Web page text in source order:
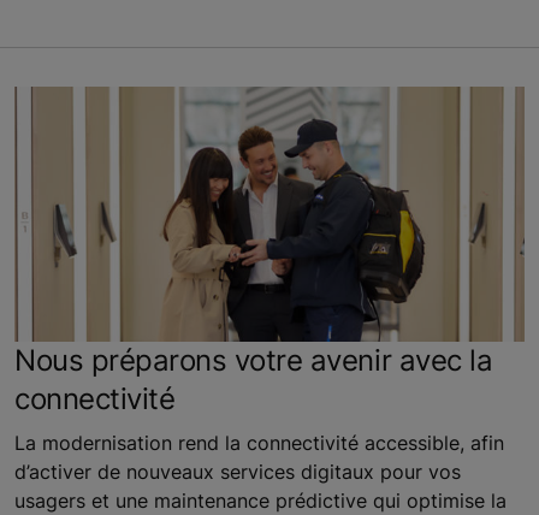
Nous préparons votre avenir avec la
connectivité
La modernisation rend la connectivité accessible, afin
d’activer de nouveaux services digitaux pour vos
usagers et une maintenance prédictive qui optimise la